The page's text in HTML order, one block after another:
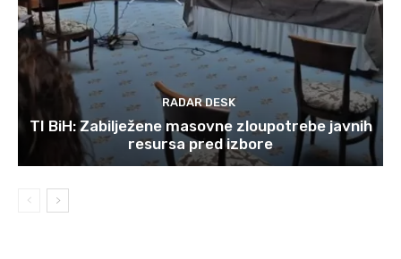
RADAR DESK
TI BiH: Zabilježene masovne zloupotrebe javnih
resursa pred izbore